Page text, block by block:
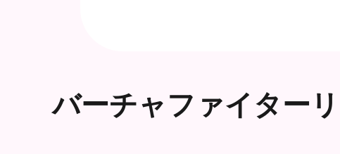
バーチャファイター